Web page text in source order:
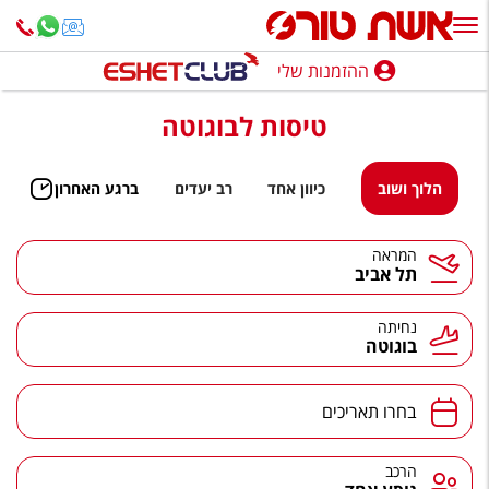
ההזמנות שלי
חופשה לפי סגנון
מלונות באילת
טיולים מאורגנים
סגנונות טיול
חבילות נופש
הרגע האחרון
חבילות בריאות וספא
ההזמנות שלי
טיסות לבוגוטה
הלוך ושוב כיוון אחד רב יעדים ברגע האחרון
המראה
תל אביב
נחיתה
בוגוטה
בחרו תאריכים
הרכב